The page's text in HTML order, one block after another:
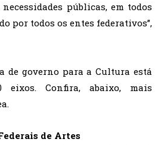
públicas, em todos
por todos os entes federativos”,
de governo para a Cultura está
eixos. Confira, abaixo, mais
de Artes